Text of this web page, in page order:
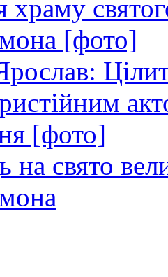
храму
[фото]
[фото]
на свято